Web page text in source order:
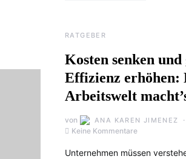
RATGEBER
Kosten senken
Effizienz erhöhen:
Arbeitswelt
von ANA KAREN JIMENEZ
Keine Kommentare
Unternehmen müssen